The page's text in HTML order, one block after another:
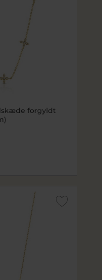
forgyldt